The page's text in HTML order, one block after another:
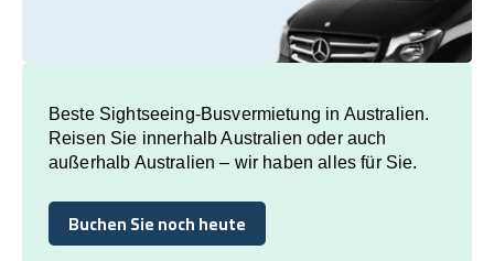
Beste Sightseeing-Busvermietung in Australien.
Reisen Sie innerhalb Australien oder auch
außerhalb Australien – wir haben alles für Sie.
Buchen Sie noch heute
Buchen Sie noch heute